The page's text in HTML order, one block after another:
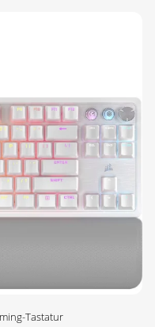
Tastatur